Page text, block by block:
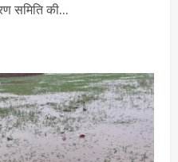
समिति की...